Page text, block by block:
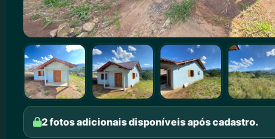
2 fotos adicionais disponíveis após cadastro.